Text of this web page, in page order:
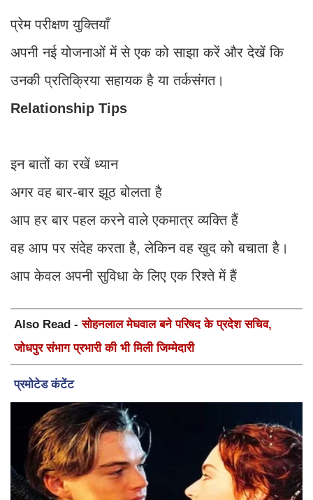
प्रेम परीक्षण युक्तियाँ
अपनी नई योजनाओं में से एक को साझा करें और देखें कि
उनकी प्रतिक्रिया सहायक है या तर्कसंगत।
Relationship Tips
इन बातों का रखें ध्यान
अगर वह बार-बार झूठ बोलता है
आप हर बार पहल करने वाले एकमात्र व्यक्ति हैं
वह आप पर संदेह करता है, लेकिन वह खुद को बचाता है।
आप केवल अपनी सुविधा के लिए एक रिश्ते में हैं
Also Read -सोहनलाल मेघवाल बने परिषद के प्रदेश सचिव,
जोधपुर संभाग प्रभारी की भी मिली जिम्मेदारी